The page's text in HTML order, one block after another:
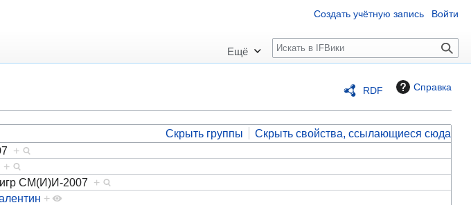
RDF Справка
Скрыть группы
Скрыть свойства, ссылающиеся сюда
+
+
СМ(И)И-2007 +
+
Создать учётную запись Войти
Ещё
П
о
к